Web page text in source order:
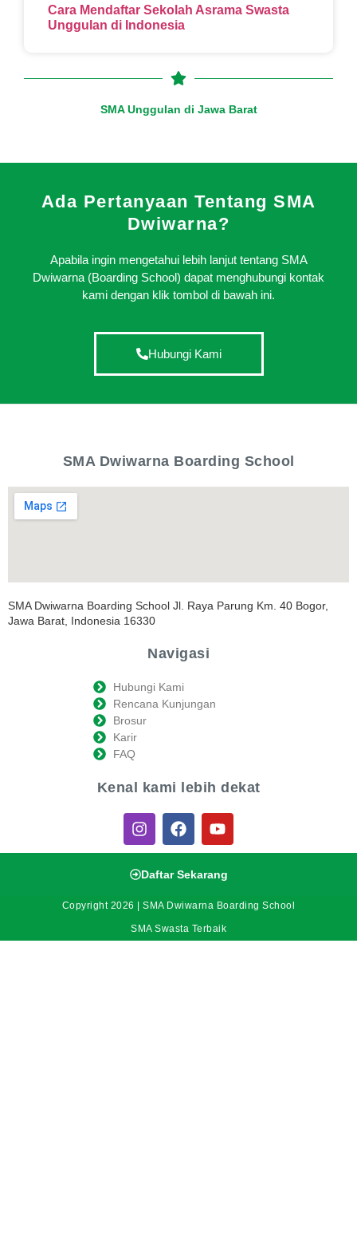
Cara Mendaftar Sekolah Asrama Swasta
Unggulan di Indonesia
SMA Unggulan di Jawa Barat
Ada Pertanyaan Tentang SMA
Dwiwarna?
Apabila ingin mengetahui lebih lanjut tentang SMA
Dwiwarna (Boarding School) dapat menghubungi kontak
kami dengan klik tombol di bawah ini.
Hubungi Kami
SMA Dwiwarna Boarding School
SMA Dwiwarna Boarding School Jl. Raya Parung Km. 40 Bogor,
Jawa Barat, Indonesia 16330
Navigasi
Hubungi Kami
Rencana Kunjungan
Brosur
Karir
FAQ
Kenal kami lebih dekat
Daftar Sekarang
Copyright 2026 | SMA Dwiwarna Boarding School
SMA Swasta Terbaik